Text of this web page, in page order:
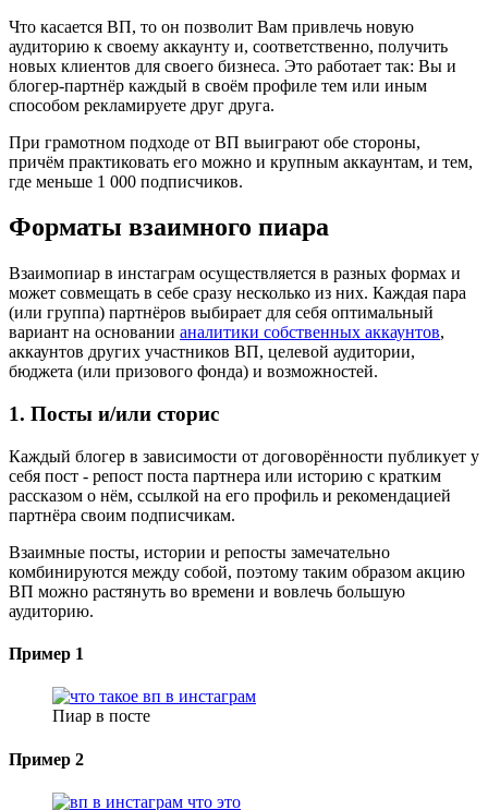
Что касается ВП, то он позволит Вам привлечь новую
аудиторию к своему аккаунту и, соответственно, получить
новых клиентов для своего бизнеса. Это работает так: Вы и
блогер-партнёр каждый в своём профиле тем или иным
способом рекламируете друг друга.
При грамотном подходе от ВП выиграют обе стороны,
причём практиковать его можно и крупным аккаунтам, и тем,
где меньше 1 000 подписчиков.
Форматы взаимного пиара
Взаимопиар в инстаграм осуществляется в разных формах и
может совмещать в себе сразу несколько из них. Каждая пара
(или группа) партнёров выбирает для себя оптимальный
вариант на основании аналитики собственных аккаунтов,
аккаунтов других участников ВП, целевой аудитории,
бюджета (или призового фонда) и возможностей.
1. Посты и/или сторис
Каждый блогер в зависимости от договорённости публикует у
себя пост - репост поста партнера или историю с кратким
рассказом о нём, ссылкой на его профиль и рекомендацией
партнёра своим подписчикам.
Взаимные посты, истории и репосты замечательно
комбинируются между собой, поэтому таким образом акцию
ВП можно растянуть во времени и вовлечь большую
аудиторию.
Пример 1
Пиар в посте
Пример 2